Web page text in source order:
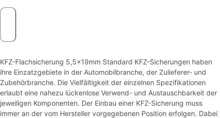
KFZ-Flachsicherung 5,5x19mm Standard KFZ-Sicherungen haben
ihre Einzatzgebiete in der Automobilbranche, der Zulieferer- und
Zubehörbranche. Die Vielfältigkeit der einzelnen Spezifikationen
erlaubt eine nahezu lückenlose Verwend- und Austauschbarkeit der
jeweiligen Komponenten. Der Einbau einer KFZ-Sicherung muss
immer an der vom Hersteller vorgegebenen Position erfolgen. Dabei